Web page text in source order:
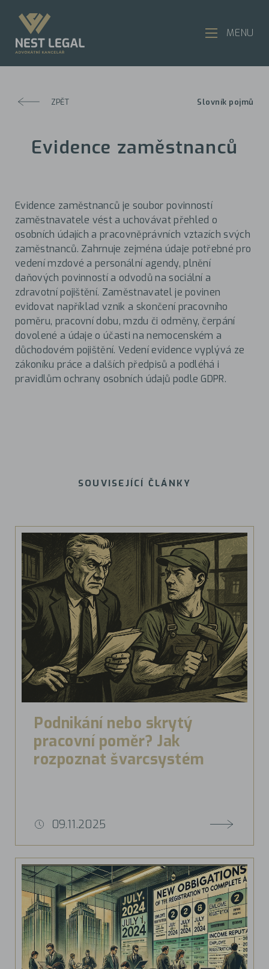
ZPĚT Slovník pojmů
Evidence zaměstnanců
Evidence zaměstnanců je soubor povinností
zaměstnavatele vést a uchovávat přehled o
osobních údajích a pracovněprávních vztazích svých
zaměstnanců. Zahrnuje zejména údaje potřebné pro
vedení mzdové a personální agendy, plnění
daňových povinností a odvodů na sociální a
zdravotní pojištění. Zaměstnavatel je povinen
evidovat například vznik a skončení pracovního
poměru, pracovní dobu, mzdu či odměny, čerpání
dovolené a údaje o účasti na nemocenském a
důchodovém pojištění. Vedení evidence vyplývá ze
zákoníku práce a dalších předpisů a podléhá i
pravidlům ochrany osobních údajů podle GDPR.
SOUVISEJÍCÍ ČLÁNKY
Podnikání nebo skrytý
pracovní poměr? Jak
rozpoznat švarcsystém
09.11.2025
MENU